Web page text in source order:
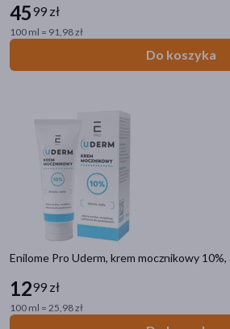
4599 zł
100 ml = 91,98 zł
Do koszyka
Enilome Pro Uderm, krem mocznikowy 10%,
1299 zł
100 ml = 25,98 zł